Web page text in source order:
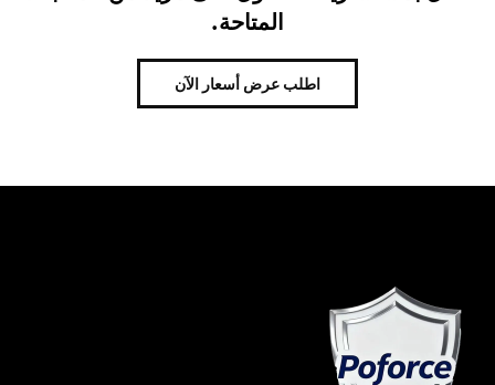
المتاحة.
اطلب عرض أسعار الآن